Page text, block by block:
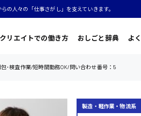
の人々の「仕事さがし」を支えていきます。
クリエイトでの働き方 おしごと辞典 よ
･検査作業/短時間勤務OK/問い合わせ番号：5
製造・軽作業・物流系